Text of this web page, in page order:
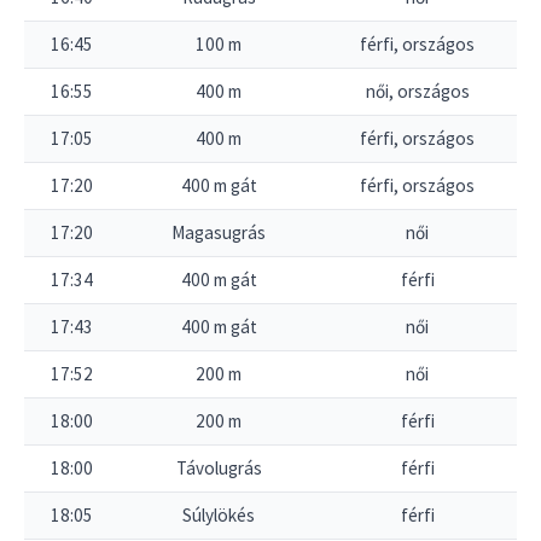
16:45 100 m férfi, országos
16:55 400 m női, országos
17:05 400 m férfi, országos
17:20 400 m gát férfi, országos
17:20 Magasugrás női
17:34 400 m gát férfi
17:43 400 m gát női
17:52 200 m női
18:00 200 m férfi
18:00 Távolugrás férfi
18:05 Súlylökés férfi